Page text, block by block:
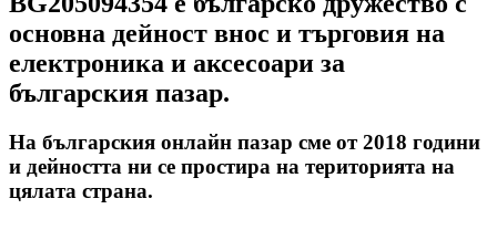
основна дейност внос и търговия на
електроника и аксесоари за
българския пазар.
На българския онлайн пазар сме от 2018 години
и дейността ни се простира на територията на
цялата страна.